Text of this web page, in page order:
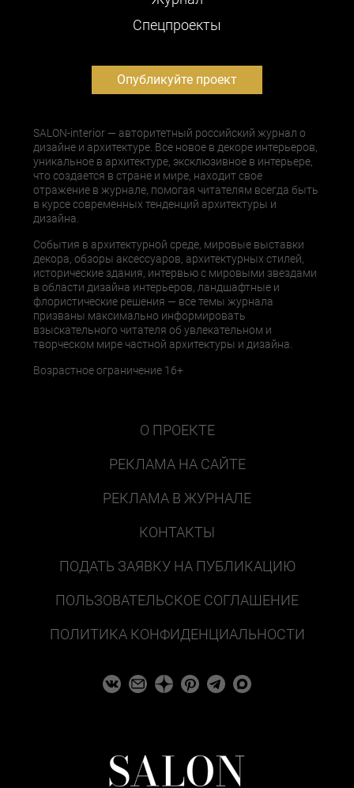
Cпецпроекты
Опубликуйте проект
SALON-interior — авторитетный российский журнал о
дизайне и архитектуре. Все новое в декоре интерьеров,
уникальное в архитектуре, эксклюзивное в интерьере,
что создается в стране и мире, находит свое
отражение в журнале, помогая читателям всегда быть
в курсе современных тенденций архитектуры и
дизайна.
События в архитектурной среде, мировые выставки
декора, обзоры аксессуаров, архитектурных стилей,
исторические здания, интервью с мировыми звездами
в области дизайна интерьеров, ландшафтные и
флористические решения — все темы журнала
призваны максимально информировать
взыскательного читателя об увлекательном и
творческом мире частной архитектуры и дизайна.
Возрастное ограничение 16+
О ПРОЕКТЕ
РЕКЛАМА НА САЙТЕ
РЕКЛАМА В ЖУРНАЛЕ
КОНТАКТЫ
ПОДАТЬ ЗАЯВКУ НА ПУБЛИКАЦИЮ
ПОЛЬЗОВАТЕЛЬСКОЕ СОГЛАШЕНИЕ
ПОЛИТИКА КОНФИДЕНЦИАЛЬНОСТИ